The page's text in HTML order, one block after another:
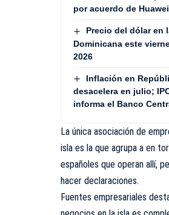
por acuerdo de
Precio del dólar en
Dominicana este
2026
Inflación en
desacelera en julio;
informa el Banco
La única asociación de
isla es la que agrupa a en
españoles que operan allí,
hacer declaraciones.
Fuentes empresariales